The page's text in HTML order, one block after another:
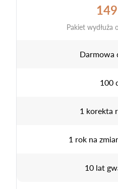
Pakiet wydłuża
Darmowa
100
1 korekta
1 rok na
10 lat